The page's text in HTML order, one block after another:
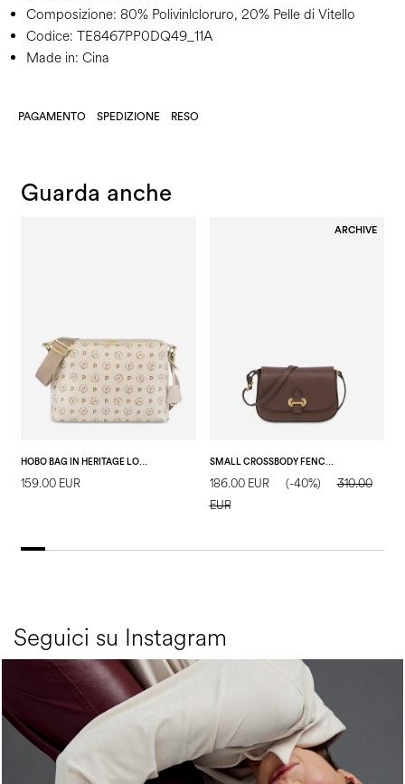
Composizione: 80% Polivinlcloruro, 20% Pelle di Vitello
Codice: TE8467PP0DQ49_11A
Made in: Cina
PAGAMENTO SPEDIZIONE RESO
Guarda anche
HOBO BAG IN HERITAGE LOGO AVORIO/AVORIO
159.00 EUR
ARCHIVE
SMALL CROSSBODY FENCE BAG IN VITELLO BOTTALATO T.MORO
186.00 EUR (-40%)
310.00
EUR
Seguici su Instagram